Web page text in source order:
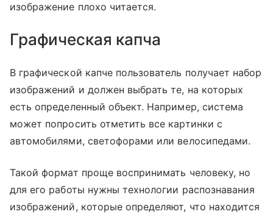
изображение плохо читается.
Графическая капча
В графической капче пользователь получает набор
изображений и должен выбрать те, на которых
есть определенный объект. Например, система
может попросить отметить все картинки с
автомобилями, светофорами или велосипедами.
Такой формат проще воспринимать человеку, но
для его работы нужны технологии распознавания
изображений, которые определяют, что находится